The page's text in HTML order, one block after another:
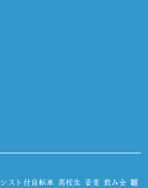
スト付自転車 高校生 音楽 飲み会 雛